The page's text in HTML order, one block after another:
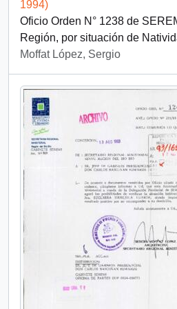
1994)
Oficio Orden N° 1238 de
Región, por situación de
Moffat López, Sergio